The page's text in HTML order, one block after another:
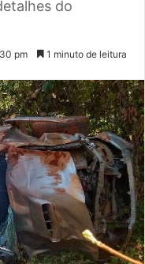
do
pm 1 minuto de leitura